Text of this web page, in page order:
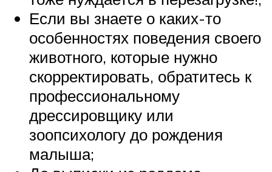
Если вы знаете о каких-то
особенностях поведения своего
животного, которые нужно
скорректировать, обратитесь к
профессиональному
дрессировщику или
зоопсихологу до рождения
малыша;